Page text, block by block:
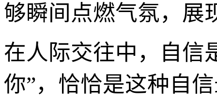
够瞬间点燃气氛，展
在人际交往中，自信
你”，恰恰是这种自